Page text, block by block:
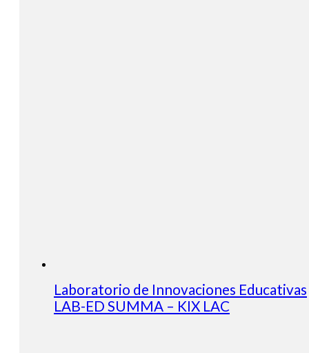
Laboratorio de Innovaciones Educativas
LAB-ED SUMMA – KIX LAC